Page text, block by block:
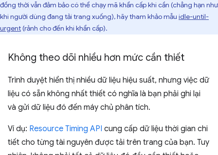
đồng thời vẫn đảm bảo có thể chạy mã khẩn cấp khi cần (chẳng hạn như
khi người dùng đang tải trang xuống), hãy tham khảo mẫu idle-until-
urgent(rảnh cho đến khi khẩn cấp).
Không theo dõi nhiều hơn mức cần thiết
Trình duyệt hiển thị nhiều dữ liệu hiệu suất, nhưng việc dữ
liệu có sẵn không nhất thiết có nghĩa là bạn phải ghi lại
và gửi dữ liệu đó đến máy chủ phân tích.
Ví dụ: Resource Timing API cung cấp dữ liệu thời gian chi
tiết cho từng tài nguyên được tải trên trang của bạn. Tuy